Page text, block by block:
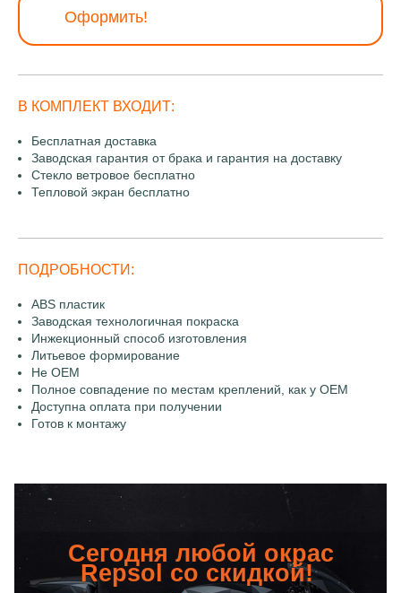
Оформить!
В КОМПЛЕКТ ВХОДИТ:
Бесплатная доставка
Заводская гарантия от брака и гарантия на доставку
Стекло ветровое бесплатно
Тепловой экран бесплатно
ПОДРОБНОСТИ:
ABS пластик
Заводская технологичная покраска
Инжекционный способ изготовления
Литьевое формирование
Не OEM
Полное совпадение по местам креплений, как у OEM
Доступна оплата при получении
Готов к монтажу
Сегодня любой окрас
Repsol со скидкой!